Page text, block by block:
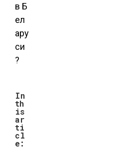
в Б
ел
ару
си
?
In
th
is
ar
ti
cl
e: